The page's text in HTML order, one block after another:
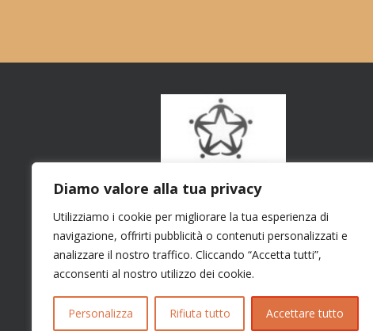
Diamo valore alla tua privacy
Utilizziamo i cookie per migliorare la tua esperienza di
navigazione, offrirti pubblicità o contenuti personalizzati e
analizzare il nostro traffico. Cliccando “Accetta tutti”,
acconsenti al nostro utilizzo dei cookie.
Personalizza Rifiuta tutto Accettare tutto